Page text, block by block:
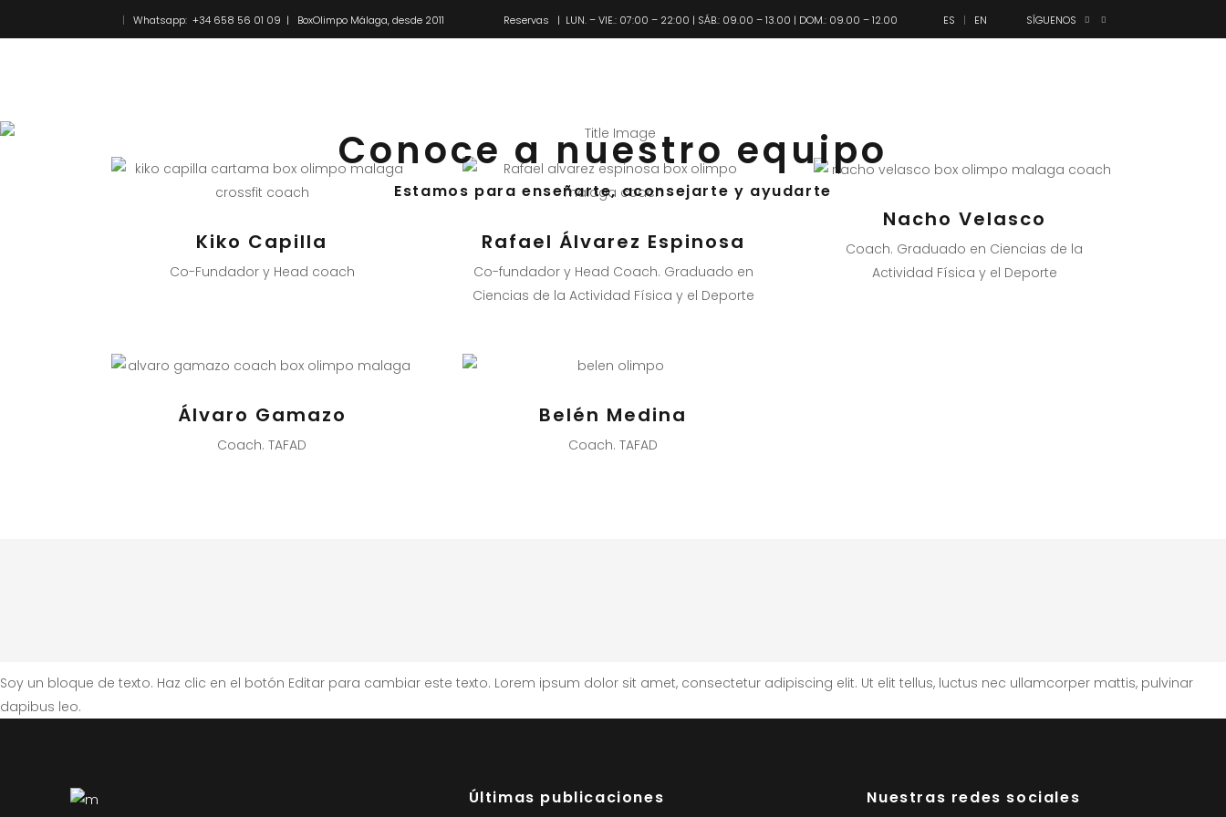
Whatsapp: +34 658 56 01 09 | BoxOlimpo Málaga, desde 2011 Reservas | LUN. – VIE.: 07:00 – 22:00 | SÁB.: 09.00 – 13.00 | DOM.: 09.00 – 12.00 ES EN SÍGUENOS
Conoce a nuestro equipo
Estamos para enseñarte, aconsejarte y ayudarte
Kiko Capilla
Co-Fundador y Head coach
Rafael Álvarez Espinosa
Co-fundador y Head Coach. Graduado en
Ciencias de la Actividad Física y el Deporte
Nacho Velasco
Coach. Graduado en Ciencias de la
Actividad Física y el Deporte
Álvaro Gamazo
Coach. TAFAD
Belén Medina
Coach. TAFAD
Soy un bloque de texto. Haz clic en el botón Editar para cambiar este texto. Lorem ipsum dolor sit amet, consectetur adipiscing elit. Ut elit tellus, luctus nec ullamcorper mattis, pulvinar
dapibus leo.
Últimas publicaciones Nuestras redes sociales